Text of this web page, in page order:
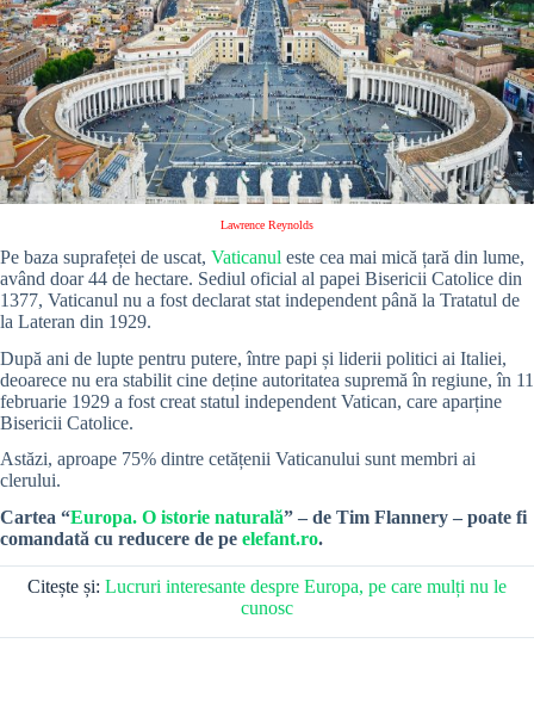
Lawrence Reynolds
Pe baza suprafeței de uscat, Vaticanul este cea mai mică țară din lume,
având doar 44 de hectare. Sediul oficial al papei Bisericii Catolice din
1377, Vaticanul nu a fost declarat stat independent până la Tratatul de
la Lateran din 1929.
După ani de lupte pentru putere, între papi și liderii politici ai Italiei,
deoarece nu era stabilit cine deține autoritatea supremă în regiune, în 11
februarie 1929 a fost creat statul independent Vatican, care aparține
Bisericii Catolice.
Astăzi, aproape 75% dintre cetățenii Vaticanului sunt membri ai
clerului.
Cartea “Europa. O istorie naturală” – de Tim Flannery – poate fi
comandată cu reducere de pe elefant.ro.
Citește și: Lucruri interesante despre Europa, pe care mulți nu le
cunosc